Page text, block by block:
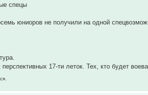
спецы
юниоров не получили на одной
17-ти леток. Тех, кто будет